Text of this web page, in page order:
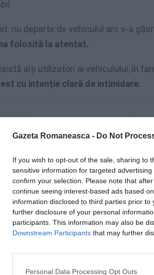
Gazeta Romaneasca - Do Not
If you wish to opt-out of the sale, sharing to
sensitive information for targeted
confirm your selection. Please note that
continue seeing interest-based ads based
information disclosed to third parties prior
further disclosure of your personal
participants. This information may also be
Downstream Participants that may further
Personal Data Processing Opt Outs
nu departe de vehiculul ars s-a
folosită la atentat.
alți utilizatori ai vehiculului, în
cu intenție clară de intimidare.